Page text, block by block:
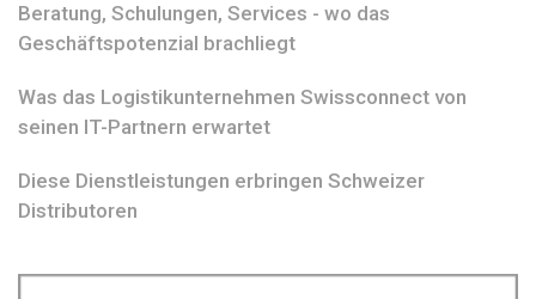
Beratung, Schulungen, Services - wo das
Geschäftspotenzial brachliegt
Was das Logistikunternehmen Swissconnect von
seinen IT-Partnern erwartet
Diese Dienstleistungen erbringen Schweizer
Distributoren